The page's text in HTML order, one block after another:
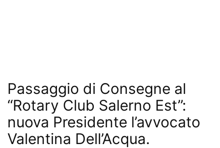
Passaggio di Consegne al
“Rotary Club Salerno Est”:
nuova Presidente l’avvocato
Valentina Dell’Acqua.